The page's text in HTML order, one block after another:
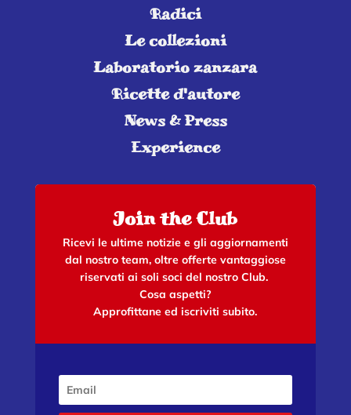
Radici
Le collezioni
Laboratorio zanzara
Ricette d'autore
News & Press
Experience
Join the Club
Ricevi le ultime notizie e gli aggiornamenti
dal nostro team, oltre offerte vantaggiose
riservati ai soli soci del nostro Club.
Cosa aspetti?
Approfittane ed iscriviti subito.